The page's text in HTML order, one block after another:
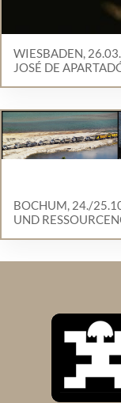
WIESBADEN,
JOSÉ DE
BOCHUM, 24./
UND